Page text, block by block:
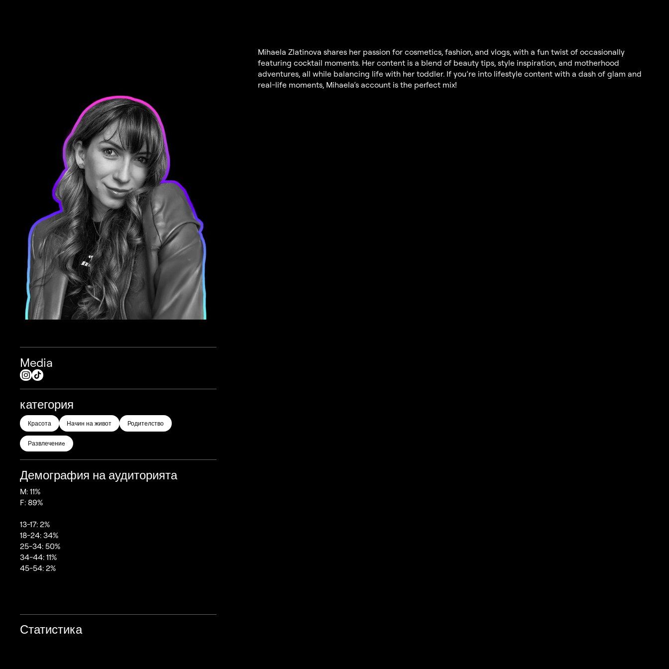
Media
категория
Красота Начин на живот Родителство
Развлечениe
Демография на аудиторията
M: 11%
F: 89%
13-17: 2%
18-24: 34%
25-34: 50%
34-44: 11%
45-54: 2%
Статистика
Mihaela Zlatinova shares her passion for cosmetics, fashion, and vlogs, with a fun twist of occasionally
featuring cocktail moments. Her content is a blend of beauty tips, style inspiration, and motherhood
adventures, all while balancing life with her toddler. If you’re into lifestyle content with a dash of glam and
real-life moments, Mihaela’s account is the perfect mix!